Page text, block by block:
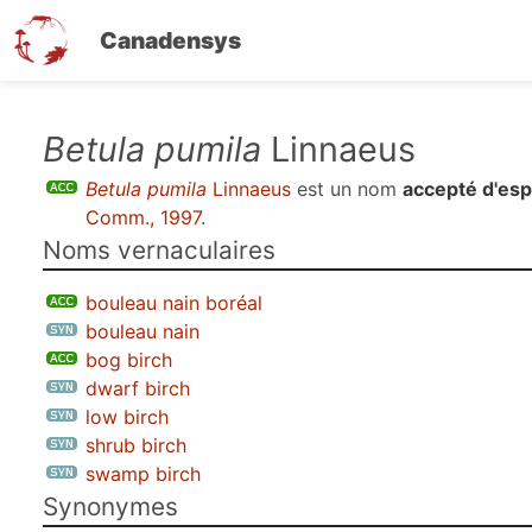
Canadensys
contenu
Betula pumila Linnaeus
Betula pumila Linnaeus est un nom accepté
Comm., 1997.
Noms vernaculaires
bouleau nain boréal
bouleau nain
bog birch
dwarf birch
low birch
shrub birch
swamp birch
Synonymes